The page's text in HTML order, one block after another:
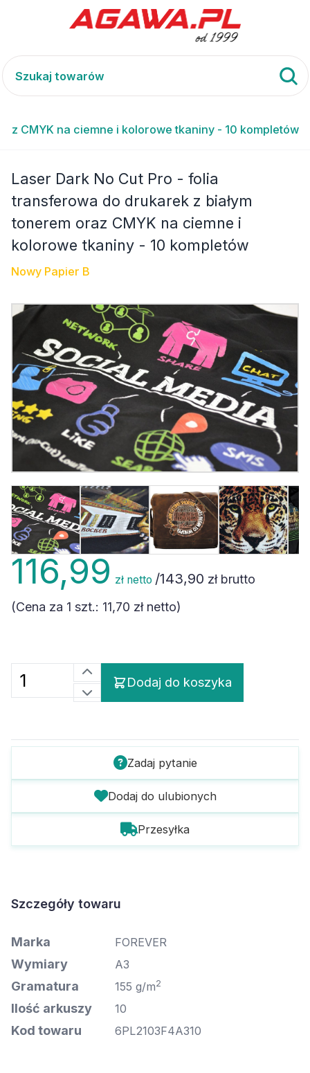
CMYK na ciemne i kolorowe tkaniny - 10 kompletów
Laser Dark No Cut Pro - folia
transferowa do drukarek z białym
tonerem oraz CMYK na ciemne i
kolorowe tkaniny - 10 kompletów
Nowy Papier B
116,99 zł netto /143,90 zł brutto
(Cena za 1 szt.: 11,70 złnetto)
Dodaj do koszyka
Zadaj pytanie
Dodaj do ulubionych
Przesyłka
Szczegóły towaru
Marka FOREVER
Wymiary A3
Gramatura 155 g/m2
Ilość arkuszy 10
Kod towaru 6PL2103F4A310